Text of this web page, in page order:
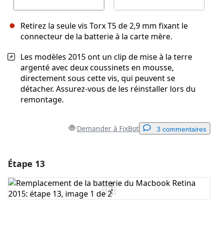
Retirez la seule vis Torx T5 de 2,9 mm fixant le
connecteur de la batterie à la carte mère.
Les modèles 2015 ont un clip de mise à la terre
argenté avec deux coussinets en mousse,
directement sous cette vis, qui peuvent se
détacher. Assurez-vous de les réinstaller lors du
remontage.
Demander à FixBot 3 commentaires
Ajouter un commentaire
Étape 13